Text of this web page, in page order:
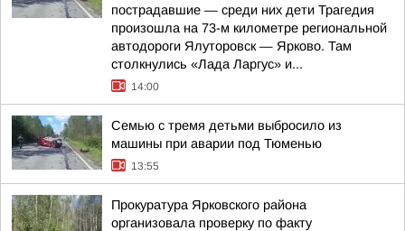
пострадавшие — среди них дети Трагедия
произошла на 73-м километре региональной
автодороги Ялуторовск — Ярково. Там
столкнулись «Лада Ларгус» и...
14:00
Семью с тремя детьми выбросило из
машины при аварии под Тюменью
13:55
Прокуратура Ярковского района
организовала проверку по факту